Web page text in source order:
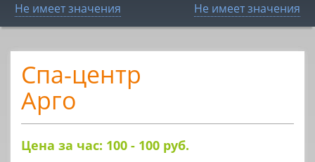
Не имеет значения Не имеет значения
Спа-центр
Арго
Цена за час: 100 - 100 руб.